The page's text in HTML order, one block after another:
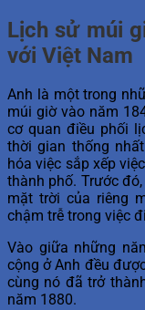
Lịch sử múi
với Việt Nam
Anh là một trong
múi giờ vào năm
cơ quan điều phối
thời gian thống
hóa việc sắp xếp
thành phố. Trước
mặt trời của riêng
chậm trễ trong việc
Vào giữa những
cộng ở Anh đều
cùng nó đã trở
năm 1880.